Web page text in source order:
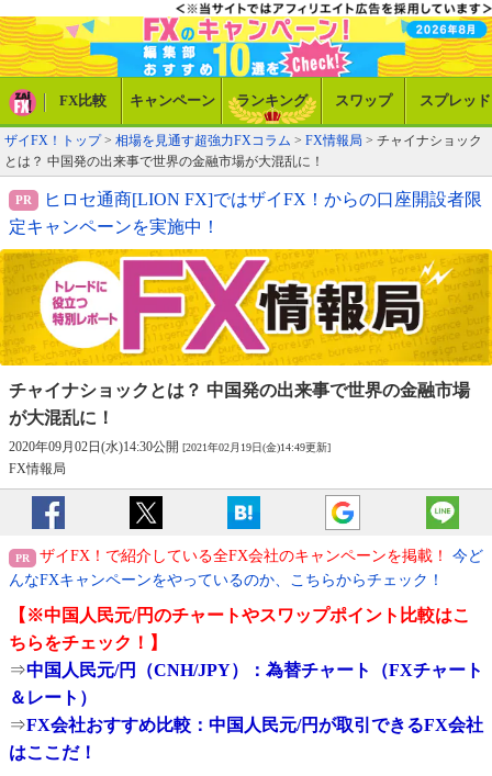
FX比較 キャンペーン ランキング スワップ スプレッド
ザイFX！トップ> 相場を見通す超強力FXコラム > FX情報局 > チャイナショック
とは？ 中国発の出来事で世界の金融市場が大混乱に！
ヒロセ通商[LION FX]ではザイFX！からの口座開設者限
定キャンペーンを実施中！
チャイナショックとは？ 中国発の出来事で世界の金融市場
が大混乱に！
2020年09月02日(水)14:30公開 [2021年02月19日(金)14:49更新]
FX情報局
ザイFX！で紹介している全FX会社のキャンペーンを掲載！
今ど
んなFXキャンペーンをやっているのか、こちらからチェック！
【※中国人民元/円のチャートやスワップポイント比較はこ
ちらをチェック！】
⇒中国人民元/円（CNH/JPY）：為替チャート（FXチャート
＆レート）
⇒FX会社おすすめ比較：中国人民元/円が取引できるFX会社
はここだ！